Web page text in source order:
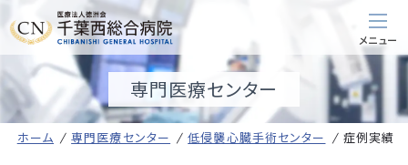
専門医療センター
ホーム 専門医療センター 低侵襲心臓手術センター 症例実績